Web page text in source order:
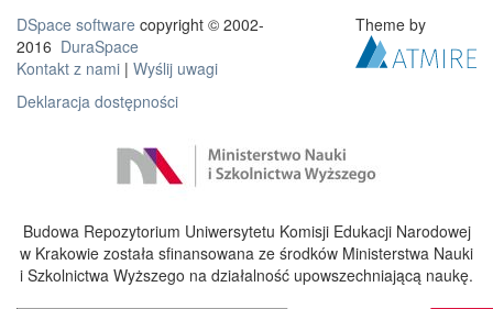
DSpace software copyright © 2002-
2016 DuraSpace
Kontakt z nami | Wyślij uwagi
Deklaracja dostępności
Theme by
Budowa Repozytorium Uniwersytetu Komisji Edukacji Narodowej
w Krakowie została sfinansowana ze środków Ministerstwa Nauki
i Szkolnictwa Wyższego na działalność upowszechniającą naukę.